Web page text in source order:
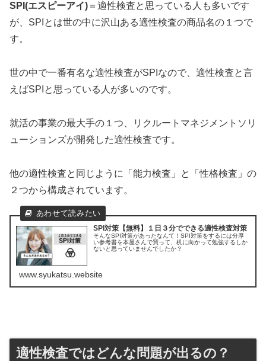
SPI(エスピーアイ) ＝適性検査と思っている人も多いです
が、SPIとは世の中に沢山ある適性検査の商品名の１つで
す。
世の中で一番有名な適性検査がSPIなので、適性検査と言
えばSPIと思っている人が多いのです。
就活の事業の最大手の１つ、リクルートマネジメントソリ
ューションズが開発した適性検査です。
他の適性検査と同じように「能力検査」と「性格検査」の
２つから構成されています。
SPI対策【無料】１日３分でできる適性検査対策
そんなSPI対策があったなんて！SPI対策をするには分厚
い参考書を本屋さんで買って、机に向かって勉強するしか
ないと思っていませんでしたか？
www.syukatsu.website
適性検査ではどんな問題が出るの？